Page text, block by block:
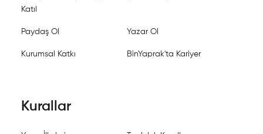
Katıl
Paydaş Ol Yazar Ol
Kurumsal Katkı BinYaprak'ta Kariyer
Kurallar